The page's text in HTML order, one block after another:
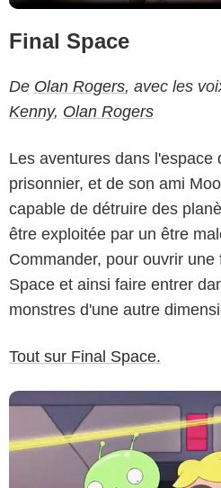
Final Space
De Olan Rogers, avec les
Kenny, Olan Rogers
Les aventures dans l'espace
prisonnier, et de son ami
capable de détruire des
être exploitée par un être
Commander, pour ouvrir une
Space et ainsi faire entrer
monstres d'une autre
Tout sur Final Space.